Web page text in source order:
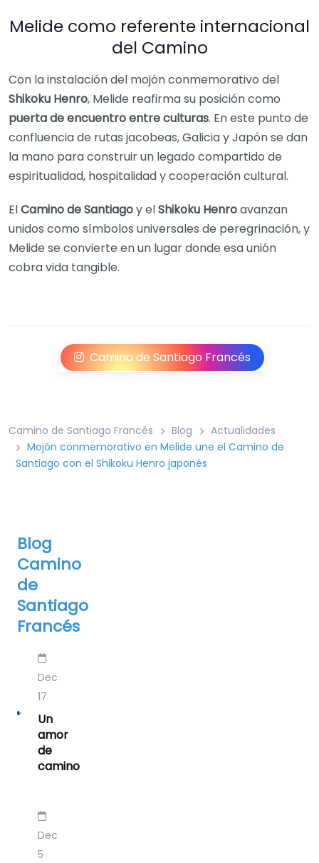
Melide como referente internacional
del Camino
Con la instalación del mojón conmemorativo del
Shikoku Henro, Melide reafirma su posición como
puerta de encuentro entre culturas. En este punto de
confluencia de rutas jacobeas, Galicia y Japón se dan
la mano para construir un legado compartido de
espiritualidad, hospitalidad y cooperación cultural.
ElCamino de Santiagoy elShikoku Henroavanzan
unidos como símbolos universales de peregrinación, y
Melide se convierte en un lugar donde esa unión
cobra vida tangible.
Camino de Santiago Francés
Camino de Santiago Francés Blog
Actualidades
Mojón conmemorativo en Melide une el Camino de
Santiago con el Shikoku Henro japonés
Blog
Camino
de
Santiago
Francés
Dec
17
Un
amor
de
camino
Dec
5